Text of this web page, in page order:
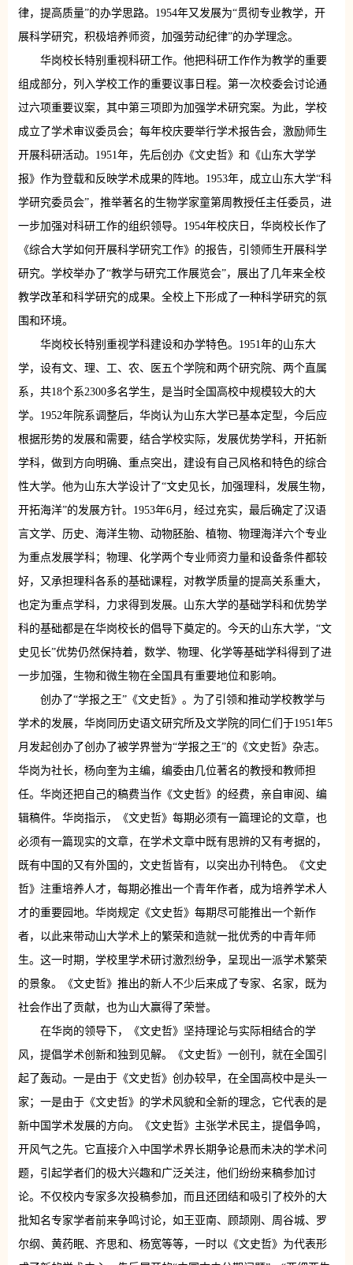
律，提高质量”的办学思路。1954年又发展为“贯彻专业教学，开
展科学研究，积极培养师资，加强劳动纪律”的办学理念。
华岗校长特别重视科研工作。他把科研工作作为教学的重要
组成部分，列入学校工作的重要议事日程。第一次校委会讨论通
过六项重要议案，其中第三项即为加强学术研究案。为此，学校
成立了学术审议委员会；每年校庆要举行学术报告会，激励师生
开展科研活动。1951年，先后创办《文史哲》和《山东大学学
报》作为登载和反映学术成果的阵地。1953年，成立山东大学“科
学研究委员会”，推举著名的生物学家童第周教授任主任委员，进
一步加强对科研工作的组织领导。1954年校庆日，华岗校长作了
《综合大学如何开展科学研究工作》的报告，引领师生开展科学
研究。学校举办了“教学与研究工作展览会”，展出了几年来全校
教学改革和科学研究的成果。全校上下形成了一种科学研究的氛
围和环境。
华岗校长特别重视学科建设和办学特色。1951年的山东大
学，设有文、理、工、农、医五个学院和两个研究院、两个直属
系，共18个系2300多名学生，是当时全国高校中规模较大的大
学。1952年院系调整后，华岗认为山东大学已基本定型，今后应
根据形势的发展和需要，结合学校实际，发展优势学科，开拓新
学科，做到方向明确、重点突出，建设有自己风格和特色的综合
性大学。他为山东大学设计了“文史见长，加强理科，发展生物，
开拓海洋”的发展方针。1953年6月，经过充实，最后确定了汉语
言文学、历史、海洋生物、动物胚胎、植物、物理海洋六个专业
为重点发展学科；物理、化学两个专业师资力量和设备条件都较
好，又承担理科各系的基础课程，对教学质量的提高关系重大，
也定为重点学科，力求得到发展。山东大学的基础学科和优势学
科的基础都是在华岗校长的倡导下奠定的。今天的山东大学，“文
史见长”优势仍然保持着，数学、物理、化学等基础学科得到了进
一步加强，生物和微生物在全国具有重要地位和影响。
创办了“学报之王”《文史哲》。为了引领和推动学校教学与
学术的发展，华岗同历史语文研究所及文学院的同仁们于1951年5
月发起创办了创办了被学界誉为“学报之王”的《文史哲》杂志。
华岗为社长，杨向奎为主编，编委由几位著名的教授和教师担
任。华岗还把自己的稿费当作《文史哲》的经费，亲自审阅、编
辑稿件。华岗指示，《文史哲》每期必须有一篇理论的文章，也
必须有一篇现实的文章，在学术文章中既有思辨的又有考据的，
既有中国的又有外国的，文史哲皆有，以突出办刊特色。《文史
哲》注重培养人才，每期必推出一个青年作者，成为培养学术人
才的重要园地。华岗规定《文史哲》每期尽可能推出一个新作
者，以此来带动山大学术上的繁荣和造就一批优秀的中青年师
生。这一时期，学校里学术研讨激烈纷争，呈现出一派学术繁荣
的景象。《文史哲》推出的新人不少后来成了专家、名家，既为
社会作出了贡献，也为山大赢得了荣誉。
在华岗的领导下，《文史哲》坚持理论与实际相结合的学
风，提倡学术创新和独到见解。《文史哲》一创刊，就在全国引
起了轰动。一是由于《文史哲》创办较早，在全国高校中是头一
家；一是由于《文史哲》的学术风貌和全新的理念，它代表的是
新中国学术发展的方向。《文史哲》主张学术民主，提倡争鸣，
开风气之先。它直接介入中国学术界长期争论悬而未决的学术问
题，引起学者们的极大兴趣和广泛关注，他们纷纷来稿参加讨
论。不仅校内专家多次投稿参加，而且还团结和吸引了校外的大
批知名专家学者前来争鸣讨论，如王亚南、顾颉刚、周谷城、罗
尔纲、黄药眠、齐思和、杨宽等等，一时以《文史哲》为代表形